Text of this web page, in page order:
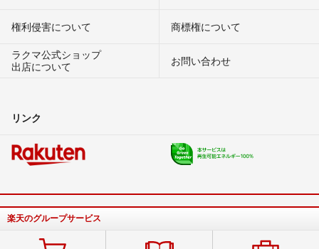
権利侵害について
商標権について
ラクマ公式ショップ
出店について
お問い合わせ
リンク
楽天のグループサービス